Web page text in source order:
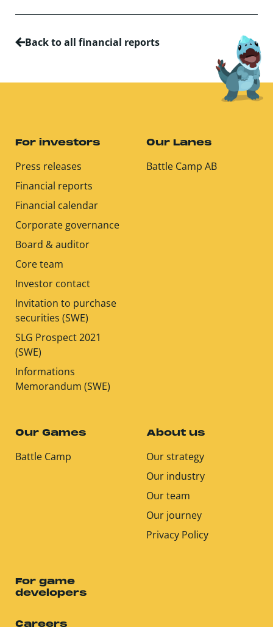
Back to all financial reports
For investors
Press releases
Financial reports
Financial calendar
Corporate governance
Board & auditor
Core team
Investor contact
Invitation to purchase
securities (SWE)
SLG Prospect 2021
(SWE)
Informations
Memorandum (SWE)
Our Lanes
Battle Camp AB
Our Games
Battle Camp
About us
Our strategy
Our industry
Our team
Our journey
Privacy Policy
For game
developers
Careers